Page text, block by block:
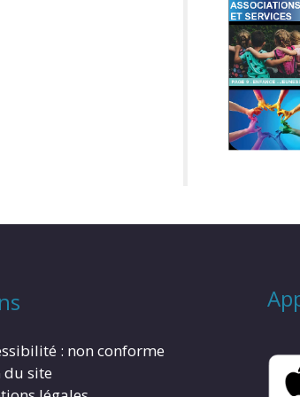
: non conforme
du site